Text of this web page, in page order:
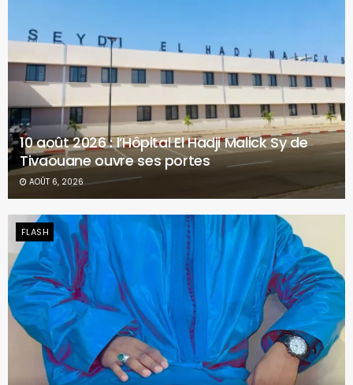
10 août 2026 : l’Hôpital El Hadji Malick Sy de
Tivaouane ouvre ses portes
AOÛT 6, 2026
FLASH